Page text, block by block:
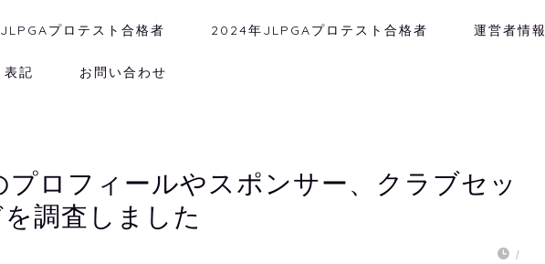
プロテスト合格者 2024年JLPGAプロテスト合格者 運営者情報
記 お問い合わせ
プロフィールやスポンサー、クラブセッ
調査しました
/